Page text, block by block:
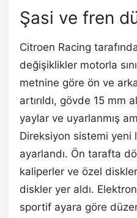
Şasi ve fren
Citroen Racing
değişiklikler motorla
metnine göre ön ve
artırıldı, gövde 15 mm
yaylar ve uyarlanmış
Direksiyon sistemi yeni
ayarlandı. Ön tarafta
kaliperler ve özel
diskler yer aldı.
sportif ayara göre